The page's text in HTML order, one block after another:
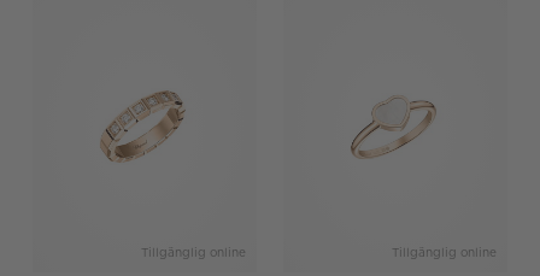
Tillgänglig online Tillgänglig online